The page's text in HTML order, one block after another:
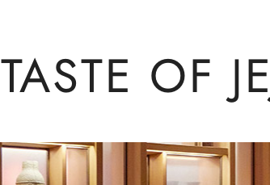
TASTE OF